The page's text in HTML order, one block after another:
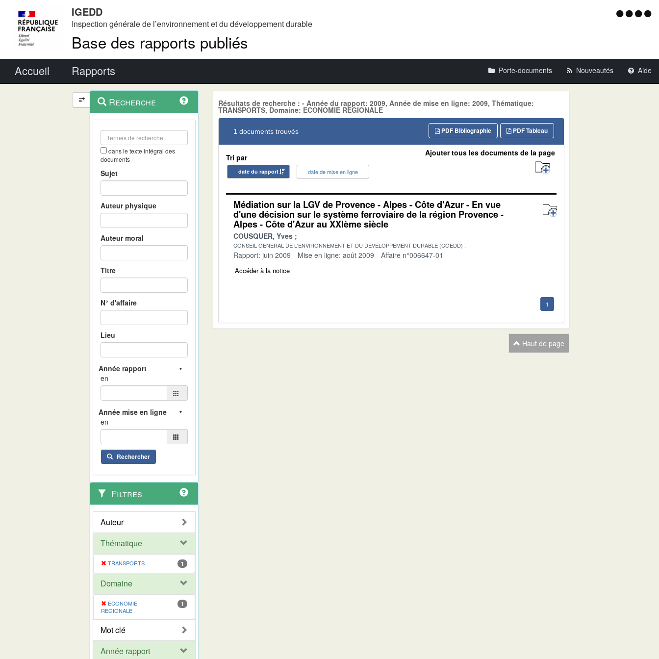
IGEDD
Inspection générale de l’environnement et du développement durable
Base des rapports publiés
Menu
Accueil Rapports Porte-documents Nouveautés Aide
Navigation
et
outils
contextuel
Recherche
dans le texte intégral des
documents
Sujet
Auteur physique
Auteur moral
Titre
N° d'affaire
Lieu
en
en
Rechercher
Filtres
Auteur
Thématique
TRANSPORTS 1
Domaine
ECONOMIE
REGIONALE
1
Mot clé
Année rapport
Résultats de recherche : - Année du rapport: 2009, Année de mise en ligne: 2009, Thématique:
TRANSPORTS, Domaine: ECONOMIE REGIONALE
1 documents trouvés PDF Tableau
PDF Bibliographie
Tri par
date du rapport date de mise en ligne
Ajouter tous les documents de la page
Médiation sur la LGV de Provence - Alpes - Côte d'Azur - En vue
d'une décision sur le système ferroviaire de la région Provence -
Alpes - Côte d'Azur au XXIème siècle
COUSQUER, Yves
CONSEIL GENERAL DE L'ENVIRONNEMENT ET DU DEVELOPPEMENT DURABLE (CGEDD)
Rapport: juin 2009 Mise en ligne: août 2009 Affaire n°006647-01
Accéder à la notice
1
Haut de page